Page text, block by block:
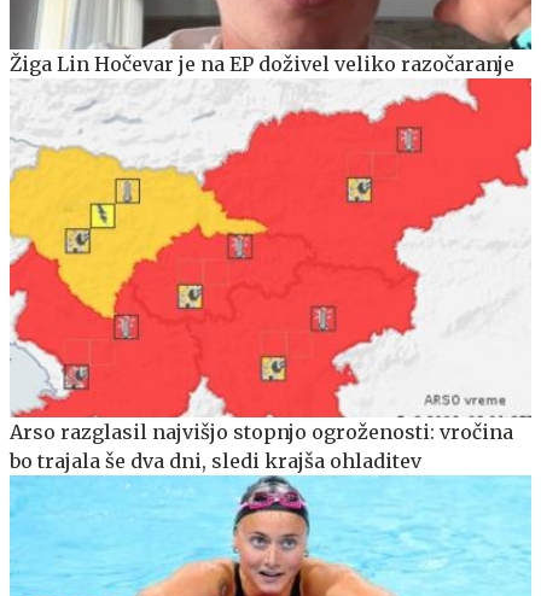
Žiga Lin Hočevar je na EP doživel veliko razočaranje
Arso razglasil najvišjo stopnjo ogroženosti: vročina
bo trajala še dva dni, sledi krajša ohladitev